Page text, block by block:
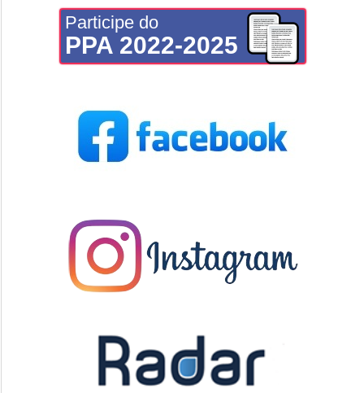
Participe do
PPA 2022-2025